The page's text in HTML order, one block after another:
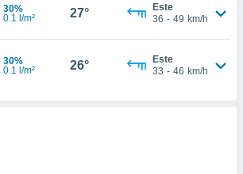
30%
0.1 l/m²
27°
Este
36 - 49 km/h
30%
0.1 l/m²
26°
Este
33 - 46 km/h